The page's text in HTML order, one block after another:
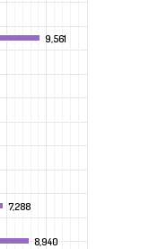
9,561
9,561
7,288
7,288
8,940
8,940